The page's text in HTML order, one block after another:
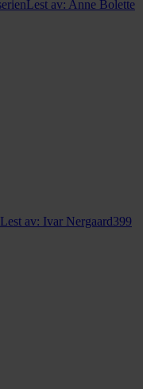
Lest av: Anne Bolette
Lest av: Ivar Nergaard399